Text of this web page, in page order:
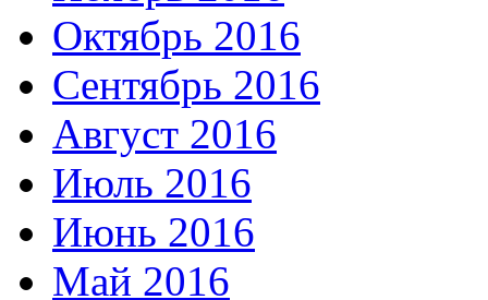
Октябрь 2016
Сентябрь 2016
Август 2016
Июль 2016
Июнь 2016
Май 2016